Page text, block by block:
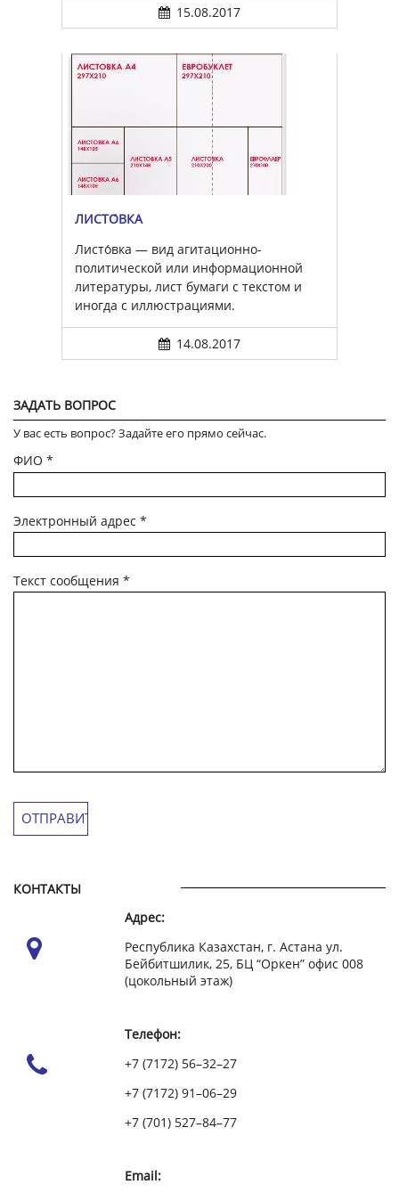
15.08.2017
ЛИСТО́ВКА
Листо́вка — вид агитационно-
политической или информационной
литературы, лист бумаги с текстом и
иногда с иллюстрациями.
14.08.2017
ЗАДАТЬ ВОПРОС
У вас есть вопрос? Задайте его прямо сейчас.
ФИО *
Электронный адрес *
Текст сообщения *
КОНТАКТЫ
Адрес:
Республика Казахстан, г. Астана ул.
Бейбитшилик, 25, БЦ “Оркен” офис 008
(цокольный этаж)
Телефон:
+7 (7172) 56–32–27
+7 (7172) 91–06–29
+7 (701) 527–84–77
Email: